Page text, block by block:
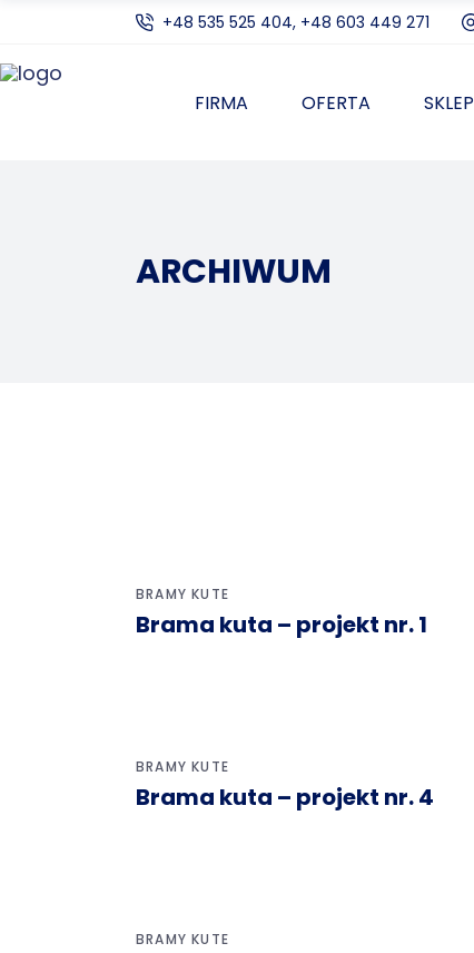
+48 535 525 404, +48 603 449 271
FIRMA OFERTA SKLEP
ARCHIWUM
BRAMY KUTE
Brama kuta – projekt nr. 1
BRAMY KUTE
Brama kuta – projekt nr. 4
BRAMY KUTE